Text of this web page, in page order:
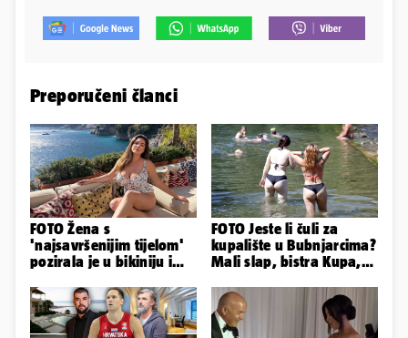
Preporučeni članci
FOTO Žena s
'najsavršenijim tijelom'
pozirala je u bikiniju i
obline...
FOTO Jeste li čuli za
kupalište u Bubnjarcima?
Mali slap, bistra Kupa,
idila!